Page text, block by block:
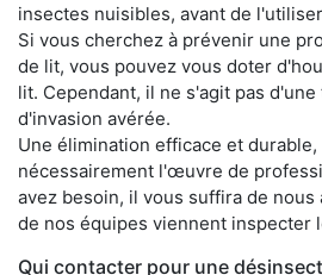
insectes nuisibles, avant de
Si vous cherchez à prévenir une
de lit, vous pouvez vous doter
lit. Cependant, il ne s'agit pas
d'invasion avérée.
Une élimination efficace et
nécessairement l'œuvre de
avez besoin, il vous suffira de nous
de nos équipes viennent inspecter
Qui contacter pour une